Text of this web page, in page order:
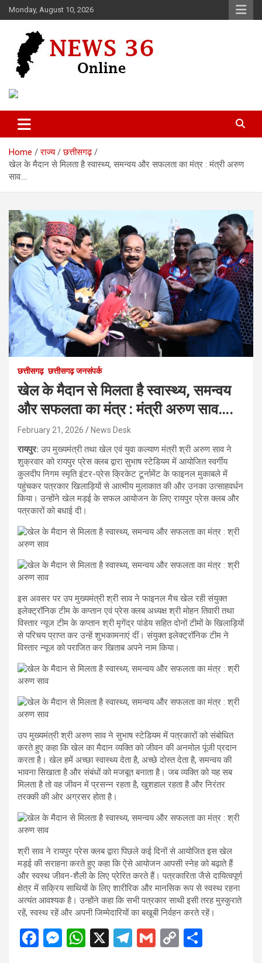
Skip
to
Monday, August 10, 2026
News 36
Home राज्य
छत्तीसगढ़
खेल के मैदान से मिलता है स्वास्थ्य, समन्वय और सफलता का मंत्र : मंत्री अरुण
साव….
छत्तीसगढ़ छत्तीसगढ़ जनसंपर्क
खेल के मैदान से मिलता है स्वास्थ्य, समन्वय
और सफलता का मंत्र : मंत्री अरुण साव….
February 21, 2026 News Desk
रायपुर:उप मुख्यमंत्री तथा खेल एवं युवा कल्याण मंत्री श्री अरुण साव ने
शुक्रवार को रायपुर प्रेस क्लब द्वारा सुभाष स्टेडियम में आयोजित स्वर्गीय
कुलदीप निगम स्मृति इंटर-प्रेस क्रिकेट टूर्नामेंट के फाइनल मुकाबले में
पहुंचकर पत्रकार खिलाड़ियों से आत्मीय मुलाकात की और उनका उत्साहवर्धन
किया। उन्होंने खेल मड़ई के सफल आयोजन के लिए रायपुर प्रेस क्लब और
पत्रकारों को बधाई दी।
इस अवसर पर उप मुख्यमंत्री श्री साव ने फाइनल मैच खेल रही संयुक्त
इलेक्ट्रॉनिक टीम के कप्तान एवं प्रेस क्लब अध्यक्ष श्री मोहन तिवारी तथा
विस्तार न्यूज टीम के कप्तान श्री मृगेंद्र पांडेय सहित दोनों टीमों के खिलाड़ियों
से परिचय प्राप्त कर उन्हें शुभकामनाएं दीं। संयुक्त इलेक्ट्रॉनिक टीम ने
विस्तार न्यूज को पराजित कर खिताब अपने नाम किया।
उप मुख्यमंत्री श्री अरुण साव ने सुभाष स्टेडियम में पत्रकारों को संबोधित
करते हुए कहा कि खेल का मैदान व्यक्ति को जीवन की अनमोल पूंजी प्रदान
करता है। खेल हमें अच्छा स्वास्थ्य देता है, अच्छे दोस्त देता है, समन्वय की
भावना सिखाता है और संबंधों को मजबूत बनाता है। जब व्यक्ति को यह सब
मिलता है तो वह जीवन में प्रसन्न रहता है, खुशहाल रहता है और निरंतर
तरक्की की ओर अग्रसर होता है।
श्री साव ने रायपुर प्रेस क्लब द्वारा पिछले कई दिनों से आयोजित इस खेल
मड़ई की सराहना करते हुए कहा कि ऐसे आयोजन आपसी स्नेह को बढ़ाते हैं
और स्वस्थ जीवन-शैली के लिए प्रेरित करते हैं। पत्रकारिता जैसे दायित्वपूर्ण
क्षेत्र में सक्रिय साथियों के लिए शारीरिक और मानसिक रूप से स्वस्थ रहना
अत्यंत आवश्यक है। उन्होंने कहा कि सभी पत्रकार साथी इसी तरह मुस्कुराते
रहें, स्वस्थ रहें और अपनी जिम्मेदारियों का बखूबी निर्वहन करते रहें।
F
M W X
T
G
C